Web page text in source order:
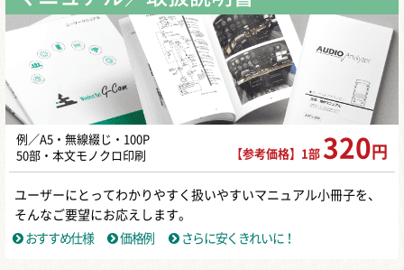
例／A5・無線綴じ・100P
50部・本文モノクロ印刷
【参考価格】1部 320 円
ユーザーにとってわかりやすく扱いやすいマニュアル小冊子を、
そんなご要望にお応えします。
おすすめ仕様
価格例 さらに安くきれいに！